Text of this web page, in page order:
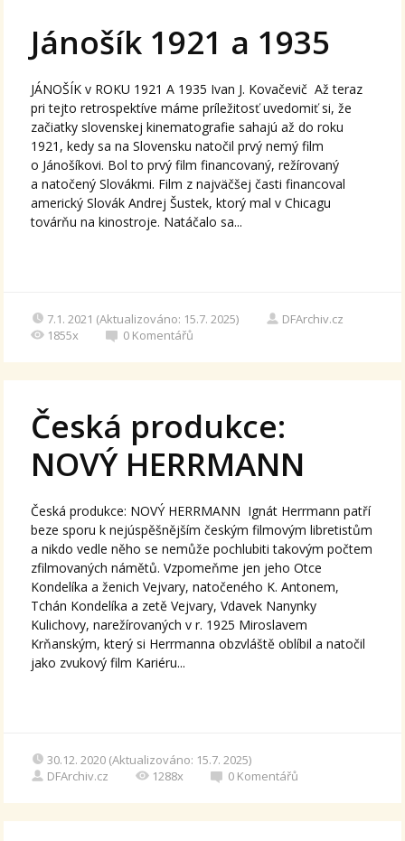
Jánošík 1921 a 1935
JÁNOŠÍK v ROKU 1921 A 1935 Ivan J. Kovačevič Až teraz
pri tejto retrospektíve máme príležitosť uvedomiť si, že
začiatky slovenskej kinematografie sahajú až do roku
1921, kedy sa na Slovensku natočil prvý nemý film
o Jánošíkovi. Bol to prvý film financovaný, režírovaný
a natočený Slovákmi. Film z najväčšej časti financoval
americký Slovák Andrej Šustek, ktorý mal v Chicagu
továrňu na kinostroje. Natáčalo sa...
7.1. 2021 (Aktualizováno: 15.7. 2025)
DFArchiv.cz
1855x
0 Komentářů
Česká produkce:
NOVÝ HERRMANN
Česká produkce: NOVÝ HERRMANN Ignát Herrmann patří
beze sporu k nejúspěšnějším českým filmovým libretistům
a nikdo vedle něho se nemůže pochlubiti takovým počtem
zfilmovaných námětů. Vzpomeňme jen jeho Otce
Kondelíka a ženich Vejvary, natočeného K. Antonem,
Tchán Kondelíka a zetě Vejvary, Vdavek Nanynky
Kulichovy, narežírovaných v r. 1925 Miroslavem
Krňanským, který si Herrmanna obzvláště oblíbil a natočil
jako zvukový film Kariéru...
30.12. 2020 (Aktualizováno: 15.7. 2025)
DFArchiv.cz
1288x 0 Komentářů